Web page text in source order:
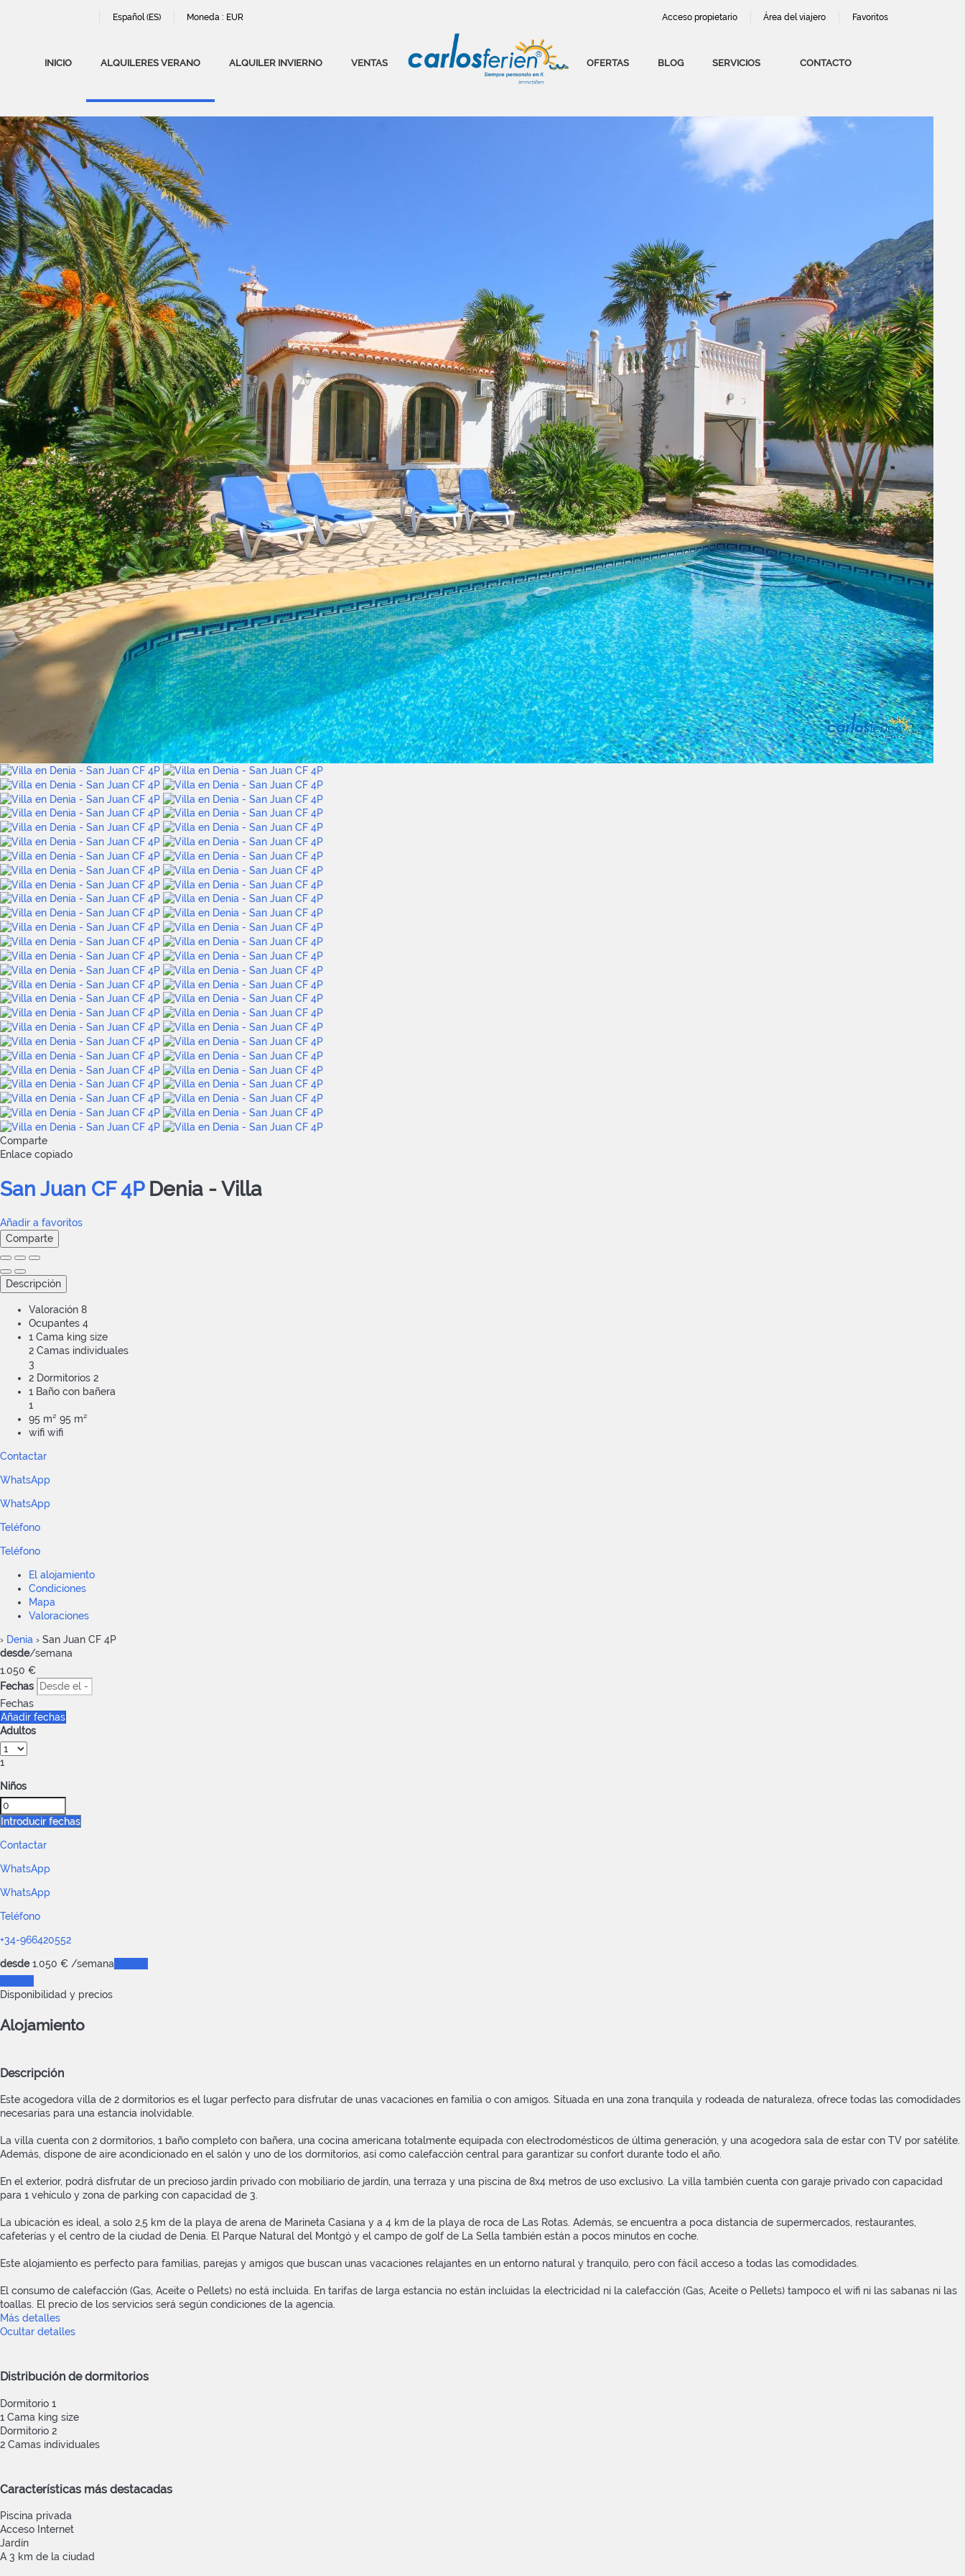
Español (ES) Moneda : EUR Favoritos
Área del viajero
Acceso propietario
INICIO ALQUILERES VERANO ALQUILER INVIERNO VENTAS OFERTAS BLOG SERVICIOS CONTACTO
Comparte
Enlace copiado
San Juan CF 4P Denia -Villa
Añadir a favoritos
Comparte
Descripción
Valoración 8
Ocupantes 4
1 Cama king size
2 Camas individuales
3
2 Dormitorios 2
1 Baño con bañera
1
95 m² 95 m²
wifi wifi
Contactar
WhatsApp
WhatsApp
Teléfono
Teléfono
El alojamiento
Condiciones
Mapa
Valoraciones
› Denia › San Juan CF 4P
desde/semana
1.050 €
Fechas
Fechas
Añadir fechas
Adultos
1
Niños
Introducir fechas
Contactar
WhatsApp
WhatsApp
Teléfono
+34-966420552
desde1.050 € /semana
Disponibilidad y precios
Alojamiento
Descripción
Este acogedora villa de 2 dormitorios es el lugar perfecto para disfrutar de unas vacaciones en familia o con amigos. Situada en una zona tranquila y rodeada de naturaleza, ofrece todas las comodidades
necesarias para una estancia inolvidable.
La villa cuenta con 2 dormitorios, 1 baño completo con bañera, una cocina americana totalmente equipada con electrodomésticos de última generación, y una acogedora sala de estar con TV por satélite.
Además, dispone de aire acondicionado en el salón y uno de los dormitorios, así como calefacción central para garantizar su confort durante todo el año.
En el exterior, podrá disfrutar de un precioso jardín privado con mobiliario de jardín, una terraza y una piscina de 8x4 metros de uso exclusivo. La villa también cuenta con garaje privado con capacidad
para 1 vehículo y zona de parking con capacidad de 3.
La ubicación es ideal, a solo 2,5 km de la playa de arena de Marineta Casiana y a 4 km de la playa de roca de Las Rotas. Además, se encuentra a poca distancia de supermercados, restaurantes,
cafeterías y el centro de la ciudad de Denia. El Parque Natural del Montgó y el campo de golf de La Sella también están a pocos minutos en coche.
Este alojamiento es perfecto para familias, parejas y amigos que buscan unas vacaciones relajantes en un entorno natural y tranquilo, pero con fácil acceso a todas las comodidades.
El consumo de calefacción (Gas, Aceite o Pellets) no está incluida. En tarifas de larga estancia no están incluidas la electricidad ni la calefacción (Gas, Aceite o Pellets) tampoco el wifi ni las sabanas ni las
toallas. El precio de los servicios será según condiciones de la agencia.
Más detalles
Ocultar detalles
Distribución de dormitorios
Dormitorio 1
1 Cama king size
Dormitorio 2
2 Camas individuales
Características más destacadas
Piscina privada
Acceso Internet
Jardín
A 3 km de la ciudad